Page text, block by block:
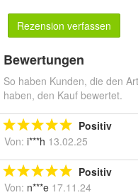
Rezension verfassen
Bewertungen
So haben Kunden, die den
haben, den Kauf bewertet.
Positiv
Von: i***h 13.02.25
Positiv
Von: n***e 17.11.24